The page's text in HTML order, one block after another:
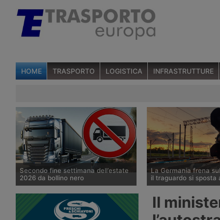
HOME TRASPORTO LOGISTICA INFRASTRUTTURE
Secondo fine settimana dell’estate
2026 da bollino nero
Divieti di circolazione per i veicoli
industriali e potenziamento del
personale Anas sulla rete nazionale
La Germania frena
il traguardo si sposta
l’allungamento dei
Il